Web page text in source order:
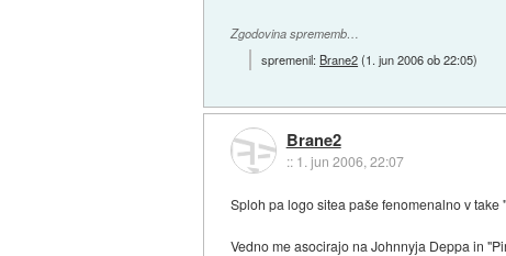
Zgodovina sprememb…
spremenil:Brane2(1. jun 2006 ob 22:05)
Brane2
:: 1. jun 2006, 22:07
Sploh pa logo sitea paše fenomenalno v take
Vedno me asocirajo na Johnnyja Deppa in